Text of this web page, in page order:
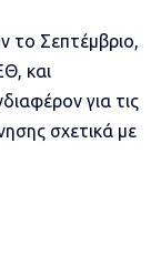
το Σεπτέμβριο,
και
για τις
σχετικά με